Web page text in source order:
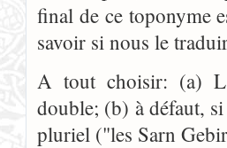
final de ce toponyme
savoir si nous le
A tout choisir: (a)
double; (b) à défaut,
pluriel ("les Sarn